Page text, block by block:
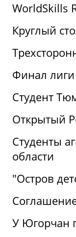
WorldSkills
Круглый
Финал
Студент
Открытый
Студенты
области
"Остров
У Югорчан